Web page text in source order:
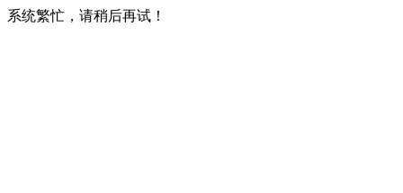
系统繁忙，请稍后再试！